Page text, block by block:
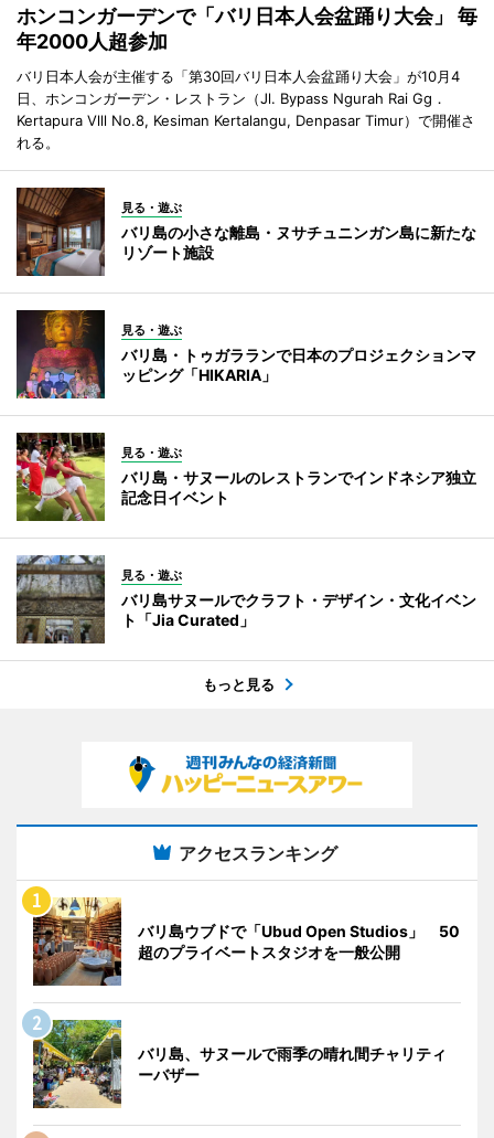
ホンコンガーデンで「バリ日本人会盆踊り大会」 毎
年2000人超参加
バリ日本人会が主催する「第30回バリ日本人会盆踊り大会」が10月4
日、ホンコンガーデン・レストラン（Jl. Bypass Ngurah Rai Gg．
Kertapura Vlll No.8, Kesiman Kertalangu, Denpasar Timur）で開催さ
れる。
見る・遊ぶ
バリ島の小さな離島・ヌサチュニンガン島に新たな
リゾート施設
見る・遊ぶ
バリ島・トゥガラランで日本のプロジェクションマ
ッピング「HIKARIA」
見る・遊ぶ
バリ島・サヌールのレストランでインドネシア独立
記念日イベント
見る・遊ぶ
バリ島サヌールでクラフト・デザイン・文化イベン
ト「Jia Curated」
もっと見る
アクセスランキング
バリ島ウブドで「Ubud Open Studios」 50
超のプライベートスタジオを一般公開
バリ島、サヌールで雨季の晴れ間チャリティ
ーバザー